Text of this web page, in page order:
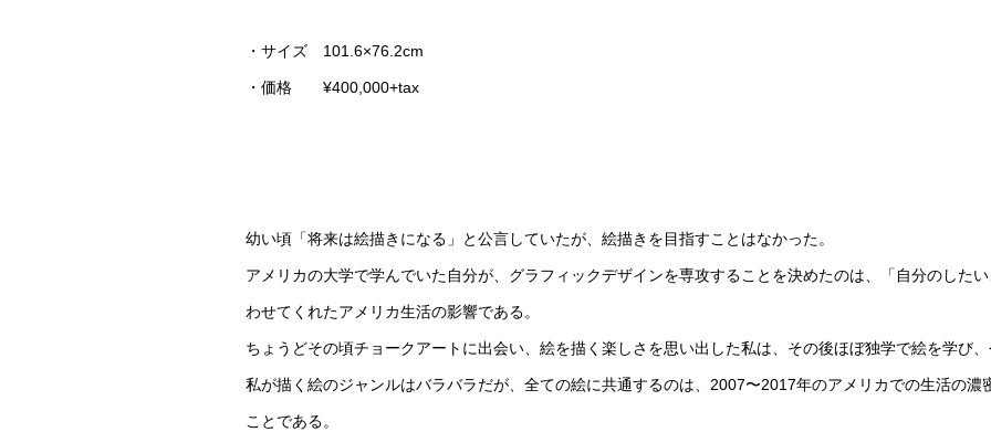
・サイズ 101.6×76.2cm
・価格 ¥400,000+tax
幼い頃「将来は絵描きになる」と公言していたが、絵描きを目指すことはなかった。
アメリカの大学で学んでいた自分が、グラフィックデザインを専攻することを決めたのは、「自分のした
わせてくれたアメリカ生活の影響である。
ちょうどその頃チョークアートに出会い、絵を描く楽しさを思い出した私は、その後ほぼ独学で絵を学び
私が描く絵のジャンルはバラバラだが、全ての絵に共通するのは、2007〜2017年のアメリカでの生活の濃
ことである。